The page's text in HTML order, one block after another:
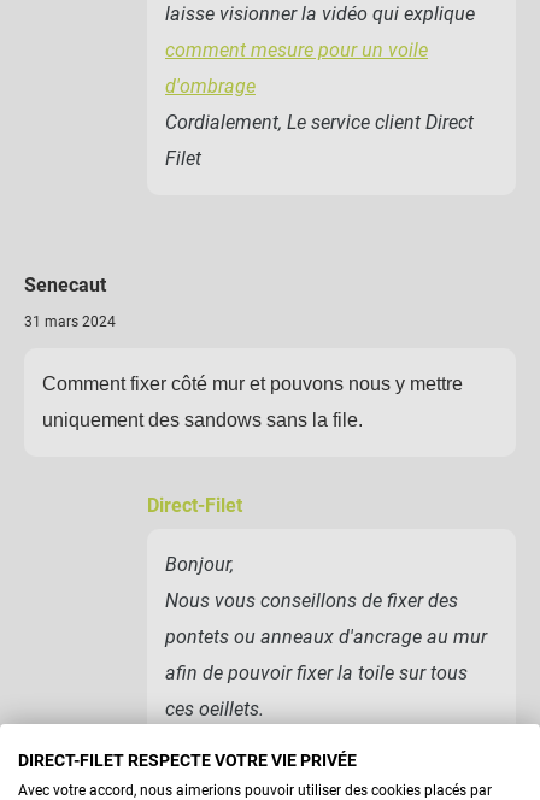
laisse visionner la vidéo qui explique
comment mesure pour un voile
d'ombrage
Cordialement, Le service client Direct
Filet
Senecaut
31 mars 2024
Comment fixer côté mur et pouvons nous y mettre
uniquement des sandows sans la file.
Direct-Filet
Bonjour,
Nous vous conseillons de fixer des
pontets ou anneaux d'ancrage au mur
afin de pouvoir fixer la toile sur tous
ces oeillets.
Filet
DIRECT-FILET RESPECTE VOTRE VIE PRIVÉE
Avec votre accord, nous aimerions pouvoir utiliser des cookies placés par